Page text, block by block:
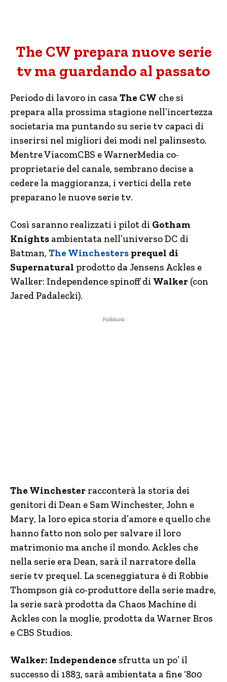
The CW prepara nuove serie
tv ma guardando al passato
Periodo di lavoro in casaThe CW che si
prepara alla prossima stagione nell’incertezza
societaria ma puntando su serie tv capaci di
inserirsi nel migliori dei modi nel palinsesto.
Mentre ViacomCBS e WarnerMedia co-
proprietarie del canale, sembrano decise a
cedere la maggioranza, i vertici della rete
preparano le nuove serie tv.
Così saranno realizzati i pilot di Gotham
Knights ambientata nell’universo DC di
Batman, The Winchesters prequel di
Supernatural prodotto da Jensens Ackles e
Walker: Independence spinoff di Walker (con
Jared Padalecki).
- Pubblicità -
The Winchester racconterà la storia dei
genitori di Dean e Sam Winchester, John e
Mary, la loro epica storia d’amore e quello che
hanno fatto non solo per salvare il loro
matrimonio ma anche il mondo. Ackles che
nella serie era Dean, sarà il narratore della
serie tv prequel. La sceneggiatura è di Robbie
Thompson già co-produttore della serie madre,
la serie sarà prodotta da Chaos Machine di
Ackles con la moglie, prodotta da Warner Bros
e CBS Studios.
Walker: Independence sfrutta un po’ il
successo di 1883, sarà ambientata a fine ‘800